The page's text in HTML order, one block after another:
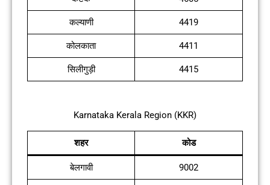
कल्याणी 4419
कोलकाता 4411
सिलीगुड़ी 4415
Karnataka Kerala Region (KKR)
शहर कोड
बेलगावी 9002